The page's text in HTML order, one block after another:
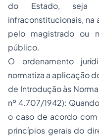
do Estado, seja
infraconstitucionais, na
pelo magistrado ou
público.
O ordenamento
normatiza a aplicação
de Introdução às
nº 4.707/1942):
o caso de acordo
princípios gerais do